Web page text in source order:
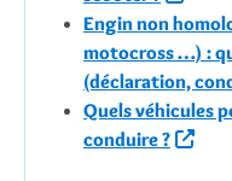
Engin non
motocross …) :
(déclaration,
Quels véhicules
conduire ?